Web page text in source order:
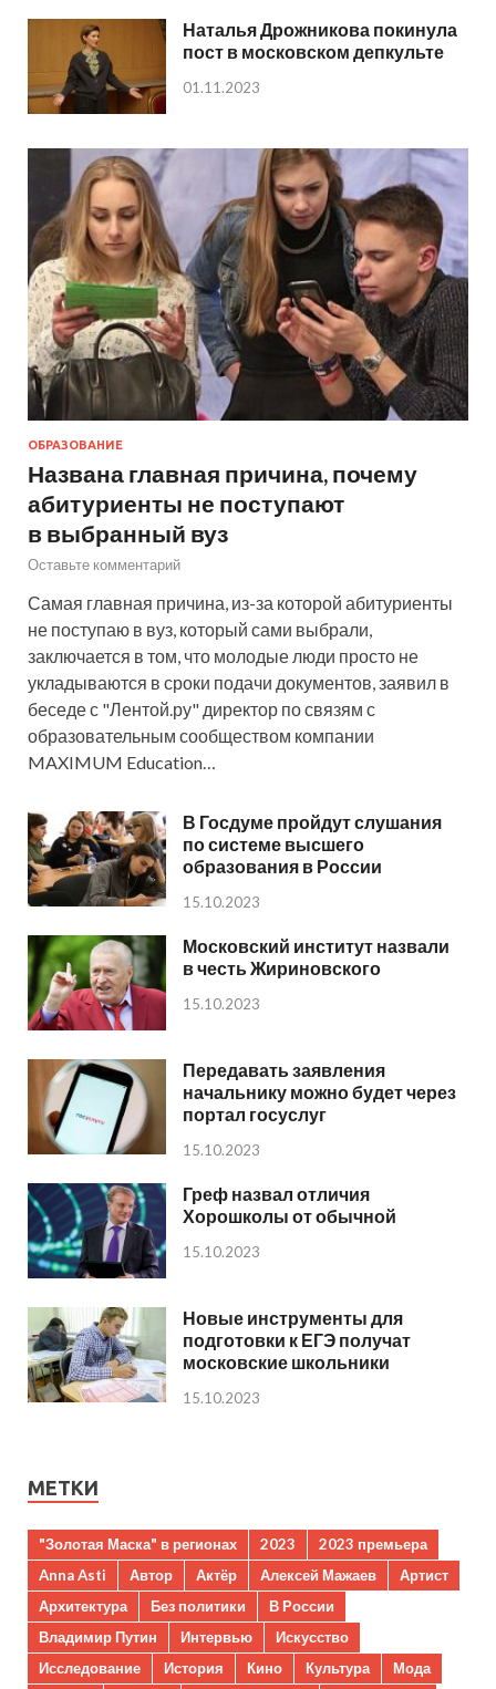
Наталья Дрожникова покинула
пост в московском депкульте
01.11.2023
ОБРАЗОВАНИЕ
Названа главная причина, почему
абитуриенты не поступают
в выбранный вуз
Оставьте комментарий
Самая главная причина, из-за которой абитуриенты
не поступаю в вуз, который сами выбрали,
заключается в том, что молодые люди просто не
укладываются в сроки подачи документов, заявил в
беседе с "Лентой.ру" директор по связям с
образовательным сообществом компании
MAXIMUM Education…
В Госдуме пройдут слушания
по системе высшего
образования в России
15.10.2023
Московский институт назвали
в честь Жириновского
15.10.2023
Передавать заявления
начальнику можно будет через
портал госуслуг
15.10.2023
Греф назвал отличия
Хорошколы от обычной
15.10.2023
Новые инструменты для
подготовки к ЕГЭ получат
московские школьники
15.10.2023
МЕТКИ
"Золотая Маска" в регионах 2023
2023 премьера
Anna Asti
Автор Актёр Алексей Мажаев
Артист
Архитектура
Без политики
В России
Владимир Путин
Интервью
Искусство
Исследование
История Кино Культура
Мода